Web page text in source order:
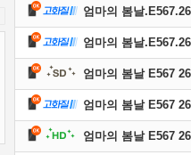
엄마의 봄날
엄마의 봄날
엄마의 봄날 E567
엄마의 봄날 E567
엄마의 봄날 E567